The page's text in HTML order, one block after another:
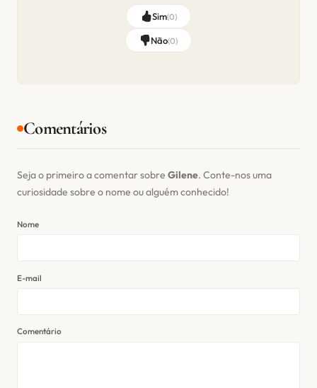
Sim(0)
Não(0)
Comentários
Seja o primeiro a comentar sobre Gilene. Conte-nos uma
curiosidade sobre o nome ou alguém conhecido!
Nome
E-mail
Comentário